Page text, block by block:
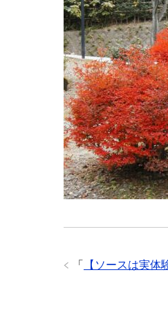
「 【ソースは実体